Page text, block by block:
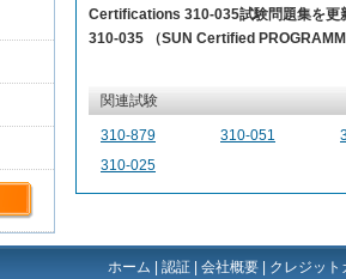
Certifications 310-035試験問題集を更
310-035 （SUN Certified
関連試験
310-879 310-051
310-025
ホーム 認証 会社概要 クレジッ